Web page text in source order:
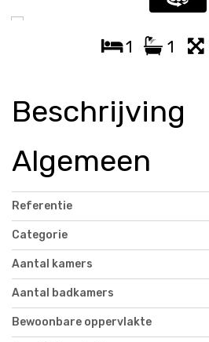
1 1
Beschrijving
Algemeen
Referentie
Categorie
Aantal kamers
Aantal badkamers
Bewoonbare oppervlakte